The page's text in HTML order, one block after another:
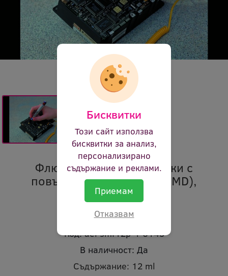
Флюс за ремонт на платки с
повърхностен монтаж (SMD),
флумастер 12 ml
Марка: Electrolube
Код:ael smf12p-1 0143
В наличност: Да
Съдържание: 12 ml
Бисквитки
Този сайт използва
бисквитки за анализ,
персонализирано
съдържание и реклами.
Приемам
Отказвам